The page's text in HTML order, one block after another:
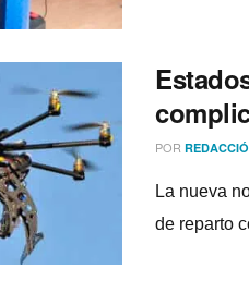
POR
La nueva
de reparto